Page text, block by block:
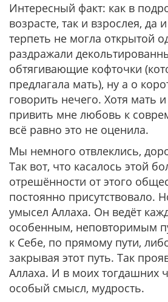
Интересный факт: как в
возрасте, так и взрослея, да
терпеть не могла открытой
раздражали
обтягивающие кофточки
предлагала мать), ну а о
говорить нечего. Хотя мать
привить мне любовь к
всё равно это не оценила.
Мы немного отвлеклись,
Так вот, что касалось этой
отрешённости от этого
постоянно присутствовало.
умысел Аллаха. Он ведёт
особенным, неповторимым
к Себе, по прямому пути,
закрывая этот путь. Так
Аллаха. И в моих тогдашних
особый смысл, мудрость.